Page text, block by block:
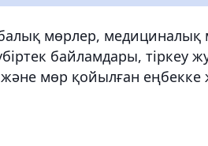
мөрлер, медициналық
байламдары, тіркеу
мөр қойылған